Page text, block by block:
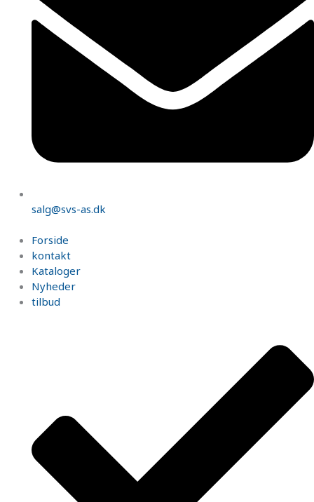
salg@svs-as.dk
Forside
kontakt
Kataloger
Nyheder
tilbud